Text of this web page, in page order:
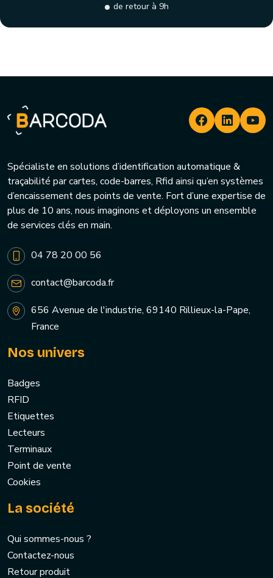
de retour à 9h
Spécialiste en solutions d’identification automatique &
traçabilité par cartes, code-barres, Rfid ainsi qu’en systèmes
d’encaissement des points de vente. Fort d’une expertise de
plus de 10 ans, nous imaginons et déployons un ensemble
de services clés en main.
04 78 20 00 56
contact@barcoda.fr
656 Avenue de l'industrie, 69140 Rillieux-la-Pape,
France
Nos univers
Badges
RFID
Etiquettes
Lecteurs
Terminaux
Point de vente
Cookies
La société
Qui sommes-nous ?
Contactez-nous
Retour produit